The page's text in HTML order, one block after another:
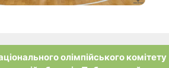
олімпійського комітету